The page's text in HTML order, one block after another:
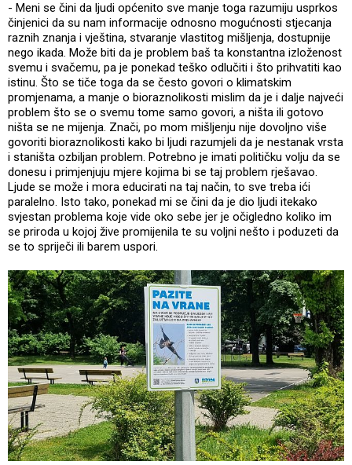
- Meni se čini da ljudi općenito sve manje toga razumiju usprkos
činjenici da su nam informacije odnosno mogućnosti stjecanja
raznih znanja i vještina, stvaranje vlastitog mišljenja, dostupnije
nego ikada. Može biti da je problem baš ta konstantna izloženost
svemu i svačemu, pa je ponekad teško odlučiti i što prihvatiti kao
istinu. Što se tiče toga da se često govori o klimatskim
promjenama, a manje o bioraznolikosti mislim da je i dalje najveći
problem što se o svemu tome samo govori, a ništa ili gotovo
ništa se ne mijenja. Znači, po mom mišljenju nije dovoljno više
govoriti bioraznolikosti kako bi ljudi razumjeli da je nestanak vrsta
i staništa ozbiljan problem. Potrebno je imati političku volju da se
donesu i primjenjuju mjere kojima bi se taj problem rješavao.
Ljude se može i mora educirati na taj način, to sve treba ići
paralelno. Isto tako, ponekad mi se čini da je dio ljudi itekako
svjestan problema koje vide oko sebe jer je očigledno koliko im
se priroda u kojoj žive promijenila te su voljni nešto i poduzeti da
se to spriječi ili barem uspori.